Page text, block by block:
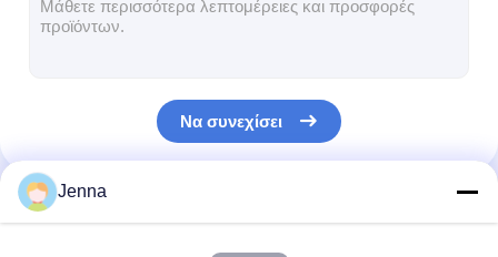
Να συνεχίσει
Οι Κατηγορίες Μας
Jenna